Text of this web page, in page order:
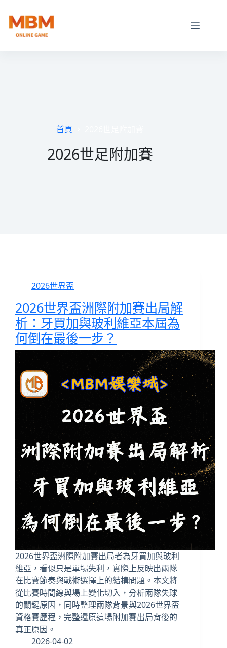
首頁
2026世足附加賽
2026世界盃
2026世界盃洲際附加賽出局解
析：牙買加與玻利維亞本屆為
何倒在最後一步？
2026世界盃洲際附加賽出局者為牙買加與玻利
維亞，看似只是單場失利，實際上反映出兩隊
在比賽節奏與戰術選擇上的結構問題。本文將
從比賽時間線與場上變化切入，分析兩隊失球
的關鍵原因，同時整理兩隊背景與2026世界盃
資格賽歷程，完整還原這場附加賽出局背後的
真正原因。
2026-04-02